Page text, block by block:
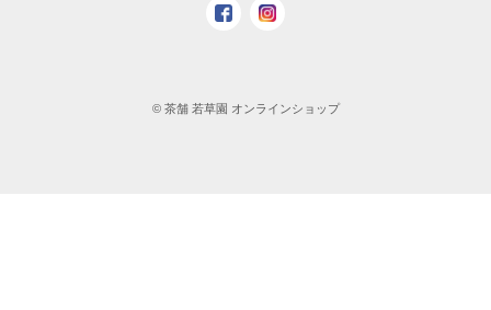
© 茶舗 若草園 オンラインショップ